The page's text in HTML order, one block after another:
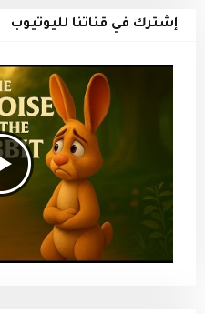
إشترك في قناتنا لليوتيوب